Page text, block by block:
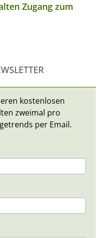
Zugang zum
kostenlosen
zweimal pro
per Email.